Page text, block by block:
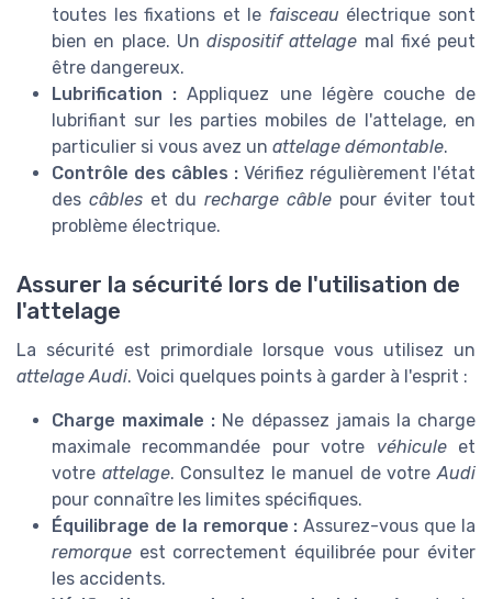
toutes les fixations et le faisceau électrique sont
bien en place. Un dispositif attelage mal fixé peut
être dangereux.
Lubrification : Appliquez une légère couche de
lubrifiant sur les parties mobiles de l'attelage, en
particulier si vous avez un attelage démontable.
Contrôle des câbles : Vérifiez régulièrement l'état
des câbleset du recharge câblepour éviter tout
problème électrique.
Assurer la sécurité lors de l'utilisation de
l'attelage
La sécurité est primordiale lorsque vous utilisez un
attelage Audi. Voici quelques points à garder à l'esprit :
Charge maximale : Ne dépassez jamais la charge
maximale recommandée pour votre véhiculeet
votre attelage. Consultez le manuel de votreAudi
pour connaître les limites spécifiques.
Équilibrage de la remorque : Assurez-vous que la
remorque est correctement équilibrée pour éviter
les accidents.